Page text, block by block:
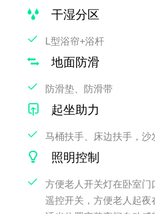
干湿分区
L型浴帘+浴杆
地面防滑
防滑垫、防滑带
起坐助力
马桶扶手、床边扶手，沙
照明控制
方便老人开关灯在卧室门
遥控开关，方便老人起夜